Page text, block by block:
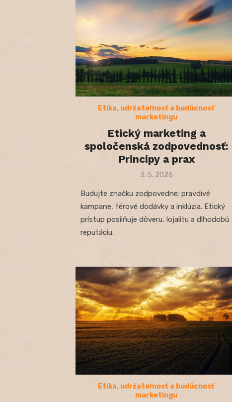
Etika, udržateľnosť a budúcnosť
marketingu
Etický marketing a
spoločenská zodpovednosť:
Princípy a prax
Posted
3. 5. 2026
Budujte značku zodpovedne: pravdivé
kampane, férové dodávky a inklúzia. Etický
prístup posilňuje dôveru, lojalitu a dlhodobú
reputáciu.
Etika, udržateľnosť a budúcnosť
marketingu